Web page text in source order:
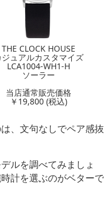
THE CLOCK HOUSE
ジュアルカスタマイズ
LCA1004-WH1-H
ソーラー
当店通常販売価格
￥19,800 (税込)
、文句なしでペア感抜
ルを調べてみましょ
計を選ぶのがベターで